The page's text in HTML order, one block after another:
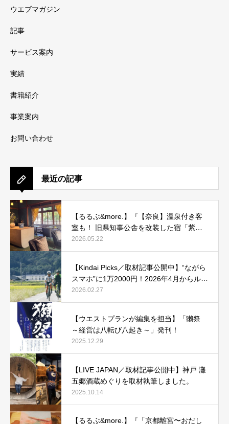
ウエブマガジン
記事
サービス案内
実績
書籍紹介
事業案内
お問い合わせ
最近の記事
【るるぶ&more.】『【奈良】温泉付き客
室も！ 旧県知事公舎を改装した宿「紫翠
ラグジュアリーコレクションホテル 奈
良」で贅沢ステイ』
2026.05.22
【Kindai Picks／取材記事公開中】“ながら
スマホ”に1万2000円！2026年4月からルー
ル化される、自転車の「青切符」とは？
2026.02.27
【ウエストプランが編集を担当】「獺祭
～経営は八転び八起き～」発刊！
2025.12.29
【LIVE JAPAN／取材記事公開中】神戸 灘
五郷酒蔵めぐりを取材執筆しました。
2025.10.14
【るるぶ&more.】『「京都離宮〜おだし